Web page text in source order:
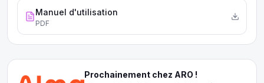
Manuel d'utilisation
PDF
Prochainement chez ARO !